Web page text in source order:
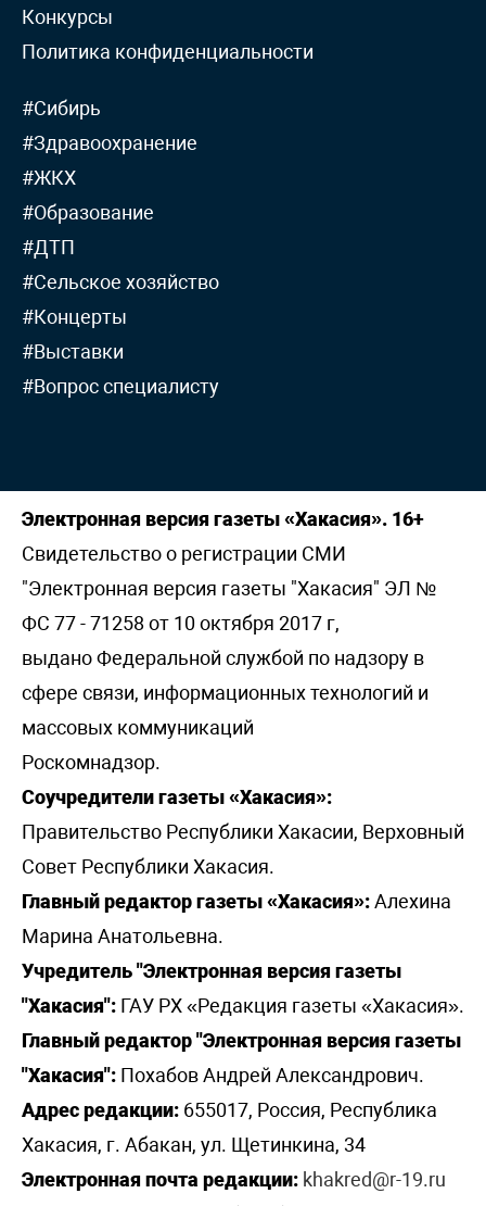
Конкурсы
Политика конфиденциальности
#Сибирь
#Здравоохранение
#ЖКХ
#Образование
#ДТП
#Сельское хозяйство
#Концерты
#Выставки
#Вопрос специалисту
Электронная версия газеты «Хакасия». 16+
Свидетельство о регистрации СМИ
"Электронная версия газеты "Хакасия" ЭЛ №
ФС 77 - 71258 от 10 октября 2017 г,
выдано Федеральной службой по надзору в
сфере связи, информационных технологий и
массовых коммуникаций
Роскомнадзор.
Соучредители газеты «Хакасия»:
Правительство Республики Хакасии, Верховный
Совет Республики Хакасия.
Главный редактор газеты «Хакасия»:Алехина
Марина Анатольевна.
Учредитель "Электронная версия газеты
"Хакасия": ГАУ РХ «Редакция газеты «Хакасия».
Главный редактор "Электронная версия газеты
"Хакасия": Похабов Андрей Александрович.
Адрес редакции: 655017, Россия, Республика
Хакасия, г. Абакан, ул. Щетинкина, 34
Электронная почта редакции: khakred@r-19.ru